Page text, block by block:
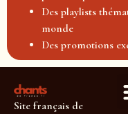
Des playlists
monde
Des promotions
Site français de